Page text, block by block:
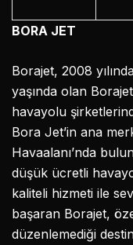
BORA JET
Borajet, 2008
yaşında olan
havayolu
Bora Jet’in ana
Havaalanı’nda
düşük ücretli
kaliteli hizmeti ile
başaran Borajet,
düzenlemediği